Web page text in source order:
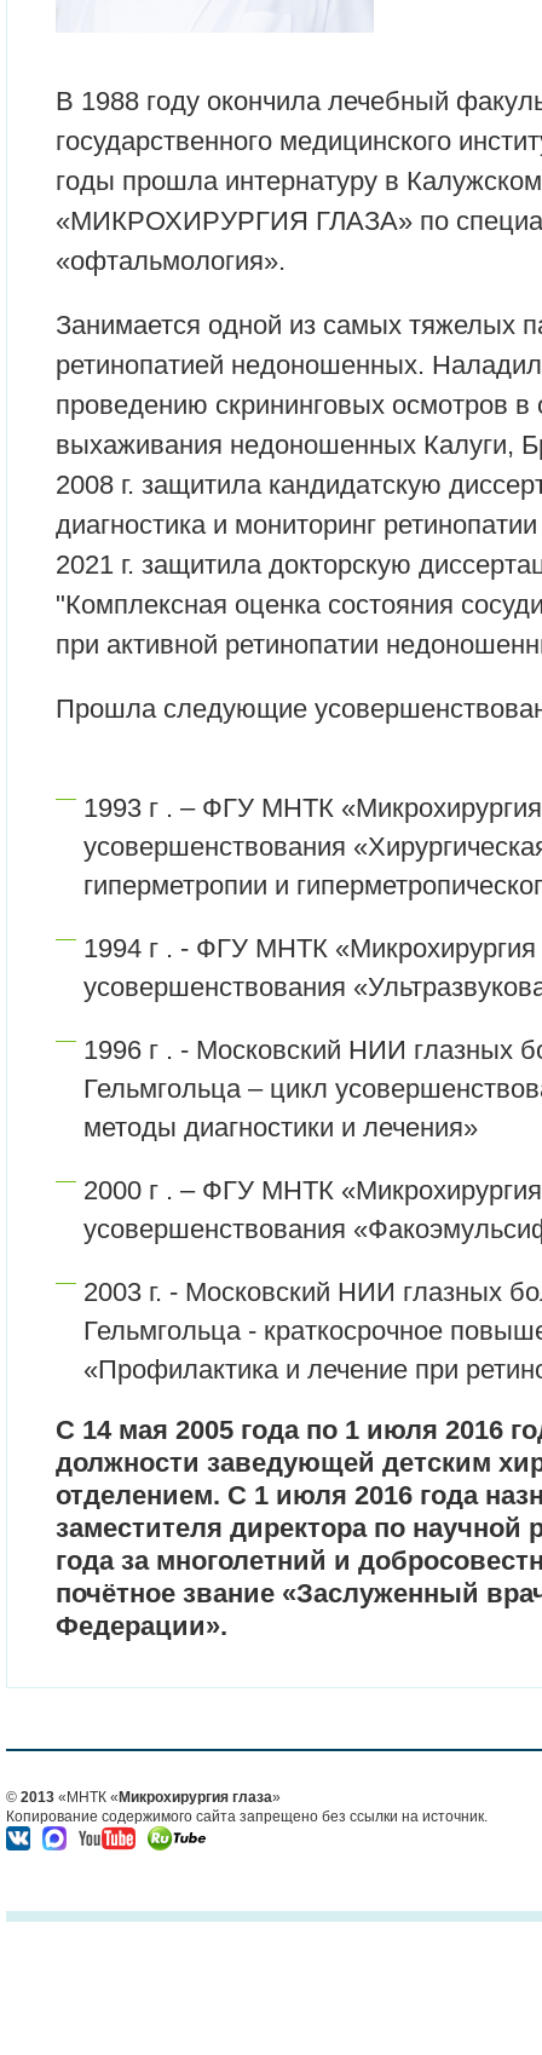
В 1988 году окончила лечебный
государственного медицинского
годы прошла интернатуру в
«МИКРОХИРУРГИЯ ГЛАЗА» по
«офтальмология».
Занимается одной из самых тяжелых
ретинопатией недоношенных.
проведению скрининговых осмотров в
выхаживания недоношенных Калуги,
2008 г. защитила кандидатскую
диагностика и мониторинг
2021 г. защитила докторскую
"Комплексная оценка состояния
при активной ретинопатии
Прошла следующие
1993 г . – ФГУ МНТК
усовершенствования
гиперметропии и
1994 г . - ФГУ МНТК «Микрохирургия
усовершенствования
1996 г . - Московский НИИ глазных
Гельмгольца – цикл
методы диагностики и лечения»
2000 г . – ФГУ МНТК
усовершенствования
2003 г. - Московский НИИ глазных
Гельмгольца - краткосрочное
«Профилактика и лечение при
С 14 мая 2005 года по 1 июля 2016
должности заведующей детским
отделением. С 1 июля 2016 года
заместителя директора по научной
года за многолетний и
почётное звание «Заслуженный
Федерации».
© 2013 «МНТК « Микрохирургия глаза»
Копирование содержимого сайта запрещено без ссылки на источник.